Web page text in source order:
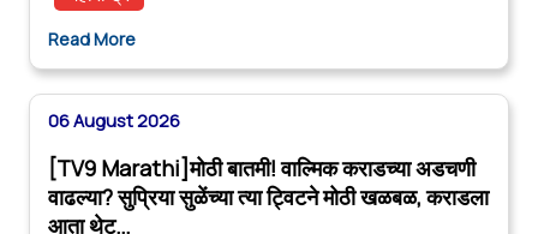
Read More
06 August 2026
[TV9 Marathi]मोठी बातमी! वाल्मिक कराडच्या अडचणी
वाढल्या? सुप्रिया सुळेंच्या त्या ट्विटने मोठी खळबळ, कराडला
आता थेट…